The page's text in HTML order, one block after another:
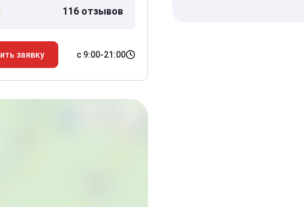
116 отзывов
заявку с 9:00-21:00